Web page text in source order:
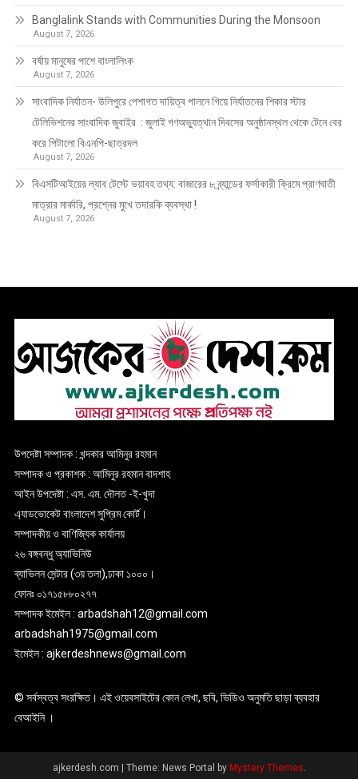
Banglalink Stands with Communities During the Monsoon
August 7, 2026
বর্ষায় মানুষের পাশে বাংলালিংক
August 7, 2026
সাংবাদিক নির্যাতন- উলিপুরে পেশাগত দায়িত্ব পালনে গিয়ে নির্যাতনের শিকার স্টার
টেলিভিশনের সাংবাদিক জুবাইর : জুলাই গণঅভ্যুত্থান দিবসের অনুষ্ঠানস্থল থেকে টেনে বের
করে পিটালো বিএনপি-ছাত্রদল
August 7, 2026
বিএসটিআইয়ের ল্যাব টেস্টে ভয়াবহ তথ্য: বাজারের ৮ ব্র্যান্ডের ফর্সাকারী ক্রিমে প্রাণঘাতী
মাত্রার মার্কারি, প্রশ্নের মুখে তদারকি ব্যবস্থা !
August 7, 2026
উপদেষ্টা সম্পাদক : খন্দকার আমিনুর রহমান
সম্পাদক ও প্রকাশক : আমিনুর রহমান বাদশাহ
আইন উপদেষ্টা : এস. এম. দৌলত -ই-খুদা
এ্যাডভোকেট বাংলাদেশ সুপ্রিম কোর্ট।
সম্পাদকীয় ও বাণিজ্যিক কার্যালয়
২৬ বঙ্গবন্ধু অ্যাভিনিউ
ব্যাভিলন সেন্টার (৩য় তলা),ঢাকা ১০০০।
ফোনঃ ০১৭১৫৮৮০২৭৭
সম্পাদক ইমেইল : arbadshah12@gmail.com
arbadshah1975@gmail.com
ইমেইল : ajkerdeshnews@gmail.com
© সর্বস্বত্ব সংরক্ষিত। এই ওয়েবসাইটের কোন লেখা, ছবি, ভিডিও অনুমতি ছাড়া ব্যবহার
বেআইনি ।
ajkerdesh.com Theme: News Portal by Mystery Themes.